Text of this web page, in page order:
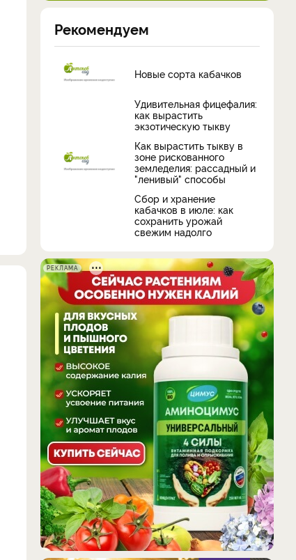
Рекомендуем
Новые сорта кабачков
Удивительная фицефалия:
как вырастить
экзотическую тыкву
Как вырастить тыкву в
зоне рискованного
земледелия: рассадный и
"ленивый" способы
Сбор и хранение
кабачков в июле: как
сохранить урожай
свежим надолго
РЕКЛАМА